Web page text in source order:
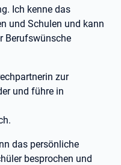
Ich kenne das
und Schulen und kann
Berufswünsche
zur
und führe in
das persönliche
besprochen und